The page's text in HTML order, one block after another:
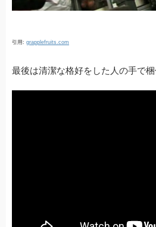
引用: grapplefruits.com
最後は清潔な格好をした人の手で梱